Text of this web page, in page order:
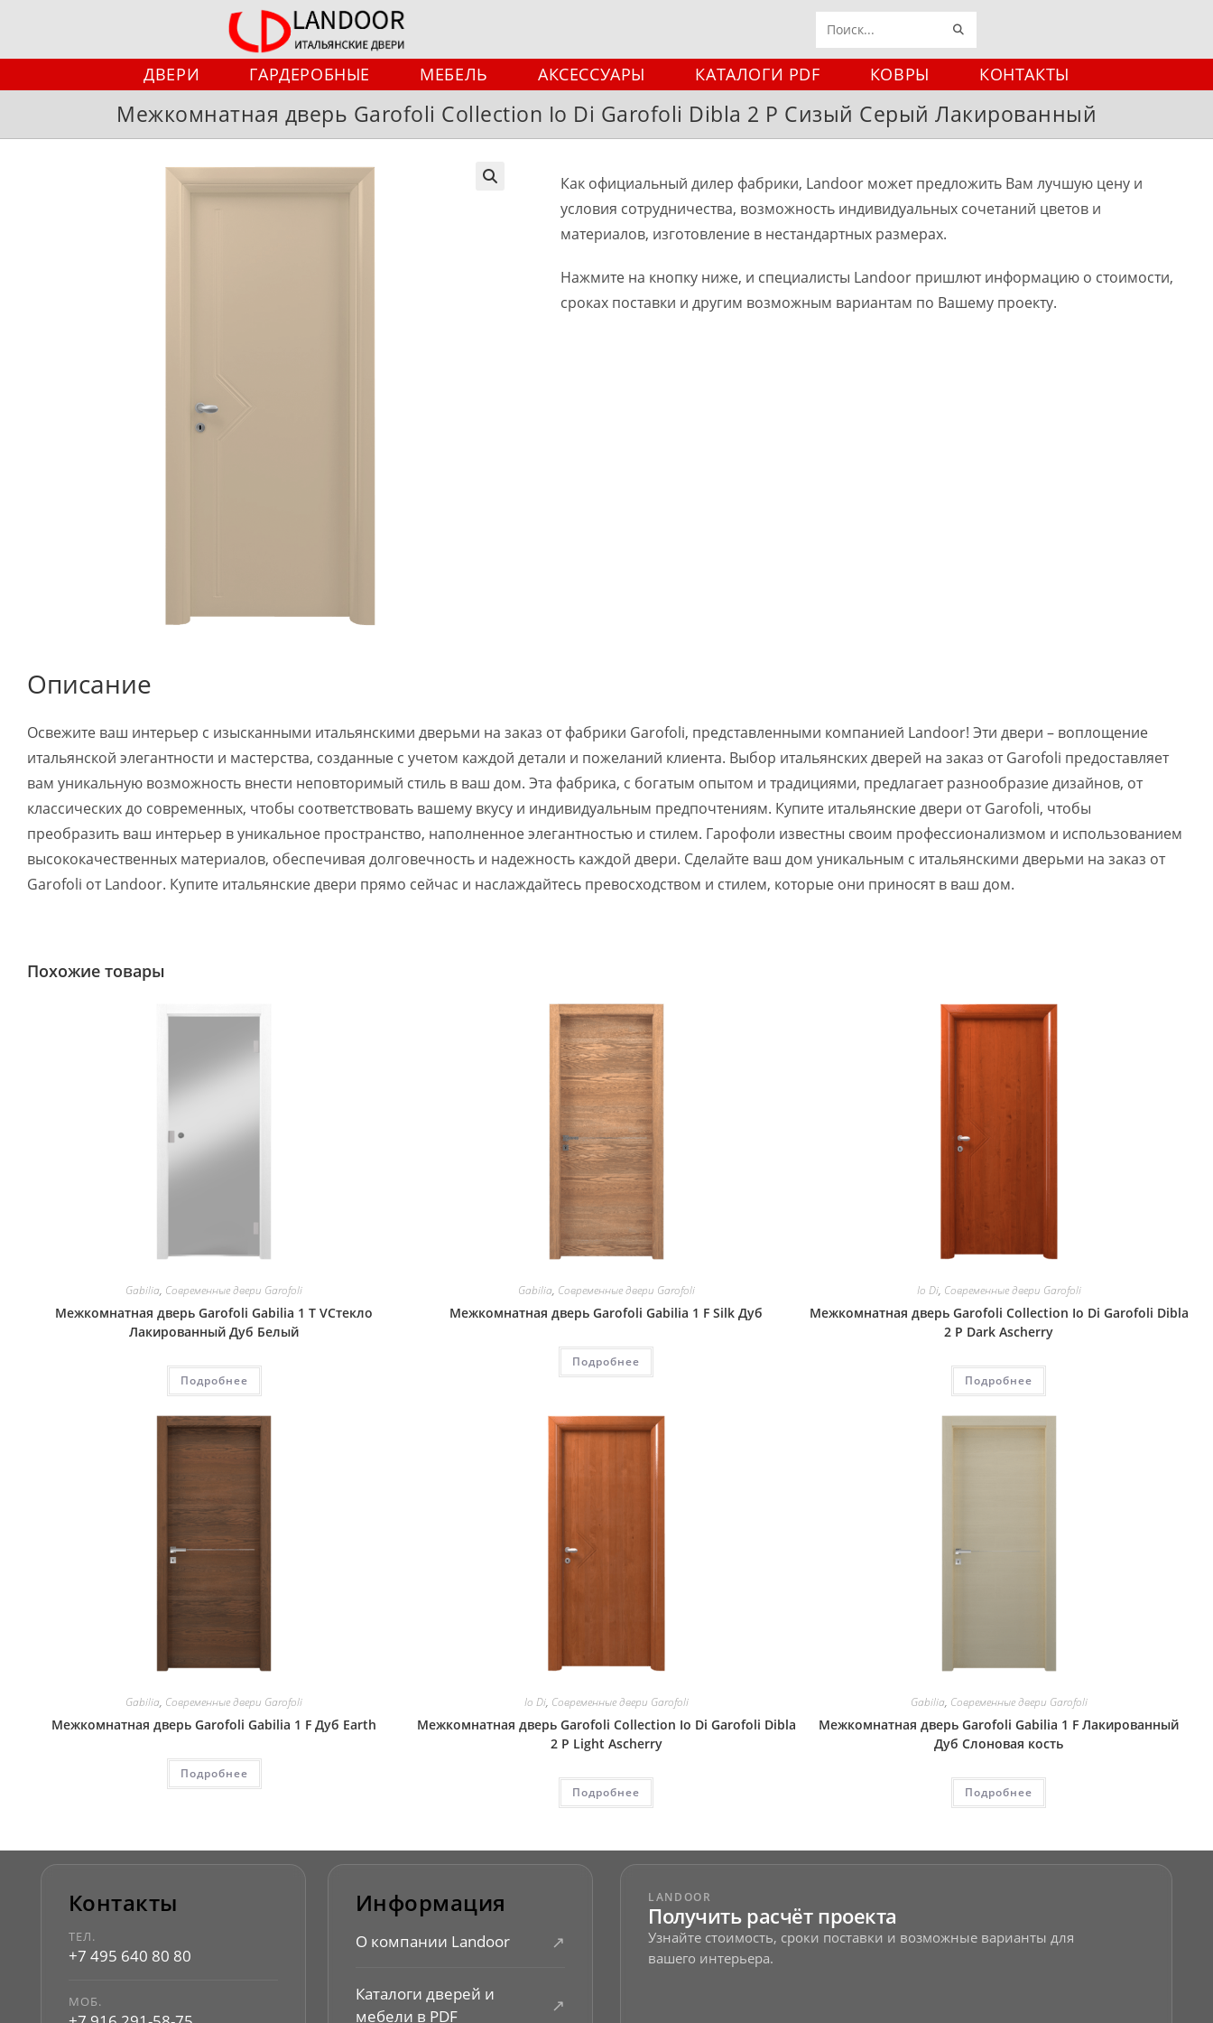
содержимому
Поиск
ДВЕРИ ГАРДЕРОБНЫЕ МЕБЕЛЬ АКСЕССУАРЫ КАТАЛОГИ PDF КОВРЫ КОНТАКТЫ
Межкомнатная дверь Garofoli Collection Io Di Garofoli Dibla 2 P Сизый Серый Лакированный
Как официальный дилер фабрики, Landoor может предложить Вам лучшую цену и
условия сотрудничества, возможность индивидуальных сочетаний цветов и
материалов, изготовление в нестандартных размерах.
Нажмите на кнопку ниже, и специалисты Landoor пришлют информацию о стоимости,
сроках поставки и другим возможным вариантам по Вашему проекту.
Описание
Освежите ваш интерьер с изысканными итальянскими дверьми на заказ от фабрики Garofoli, представленными компанией Landoor! Эти двери – воплощение
итальянской элегантности и мастерства, созданные с учетом каждой детали и пожеланий клиента. Выбор итальянских дверей на заказ от Garofoli предоставляет
вам уникальную возможность внести неповторимый стиль в ваш дом. Эта фабрика, с богатым опытом и традициями, предлагает разнообразие дизайнов, от
классических до современных, чтобы соответствовать вашему вкусу и индивидуальным предпочтениям. Купите итальянские двери от Garofoli, чтобы
преобразить ваш интерьер в уникальное пространство, наполненное элегантностью и стилем. Гарофоли известны своим профессионализмом и использованием
высококачественных материалов, обеспечивая долговечность и надежность каждой двери. Сделайте ваш дом уникальным с итальянскими дверьми на заказ от
Garofoli от Landoor. Купите итальянские двери прямо сейчас и наслаждайтесь превосходством и стилем, которые они приносят в ваш дом.
Похожие товары
Gabilia, Современные двери Garofoli
Межкомнатная дверь Garofoli Gabilia 1 T VСтекло
Лакированный Дуб Белый
Подробнее
Gabilia, Современные двери Garofoli
Межкомнатная дверь Garofoli Gabilia 1 F Silk Дуб
Подробнее
Io Di, Современные двери Garofoli
Межкомнатная дверь Garofoli Collection Io Di Garofoli Dibla
2 P Dark Ascherry
Подробнее
Gabilia, Современные двери Garofoli
Межкомнатная дверь Garofoli Gabilia 1 F Дуб Earth
Подробнее
Io Di, Современные двери Garofoli
Межкомнатная дверь Garofoli Collection Io Di Garofoli Dibla
2 P Light Ascherry
Подробнее
Gabilia, Современные двери Garofoli
Межкомнатная дверь Garofoli Gabilia 1 F Лакированный
Дуб Слоновая кость
Подробнее
Контакты
ТЕЛ.
+7 495 640 80 80
МОБ.
Информация
О компании Landoor ↗
Каталоги дверей и
мебели в PDF
↗
LANDOOR
Получить расчёт проекта
Узнайте стоимость, сроки поставки и возможные варианты для
вашего интерьера.